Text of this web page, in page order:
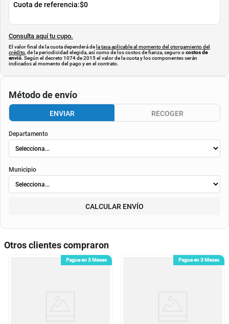
Cuota de referencia:$0
Consulta aquí tu cupo.
El valor final de la cuota dependerá de la tasa aplicable al momento del otorgamiento del
crédito, de la periodicidad elegida, así como de los costos de fianza, seguro ocostos de
envió. Según el decreto 1074 de 2015 el valor de la cuota y los componentes serán
indicados al momento del pago y en el contrato.
Método de envío
ENVIAR RECOGER
Departamento
Municipio
CALCULAR ENVÍO
Otros clientes compraron
Pague en 3 Meses Pague en 3 Meses